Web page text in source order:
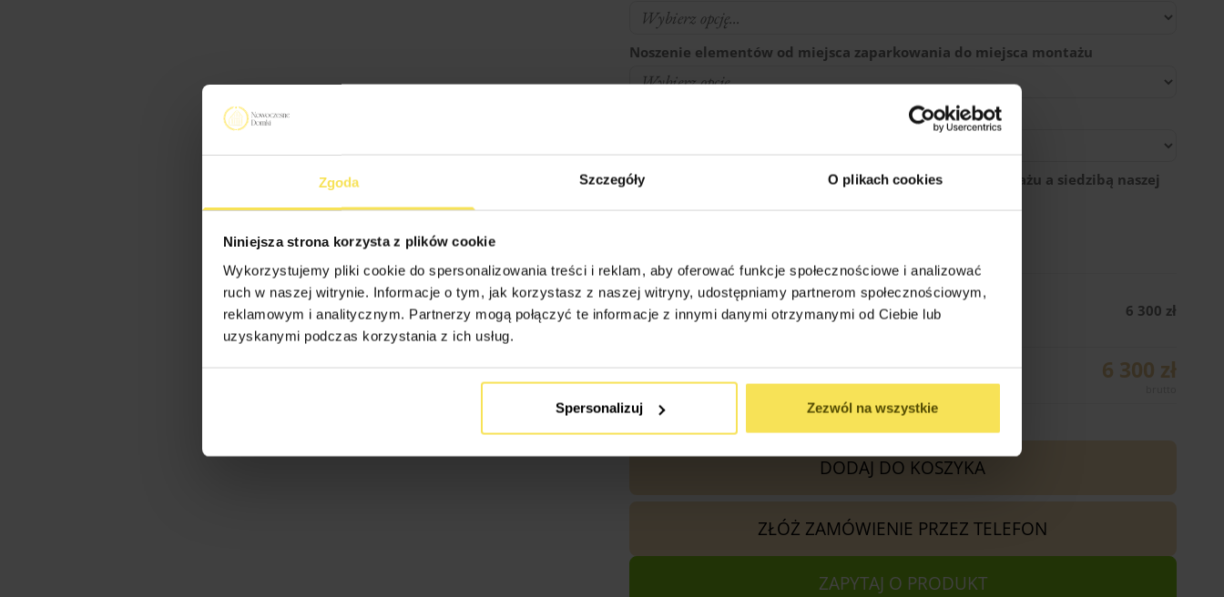
Zgoda Szczegóły O plikach cookies
Niniejsza strona korzysta z plików cookie
Wykorzystujemy pliki cookie do spersonalizowania treści i reklam, aby oferować funkcje społecznościowe i analizować
ruch w naszej witrynie. Informacje o tym, jak korzystasz z naszej witryny, udostępniamy partnerom społecznościowym,
reklamowym i analitycznym. Partnerzy mogą połączyć te informacje z innymi danymi otrzymanymi od Ciebie lub
uzyskanymi podczas korzystania z ich usług.
Spersonalizuj Zezwól na wszystkie
Noszenie elementów od miejsca zaparkowania do miejsca montażu
Transport (podaj w km odległość między miejscem montażu a siedzibą naszej
firmy: Nieznanice 42-270)
1xAltana Ogrodowa Naro (300cm x 300cm) 6 300 zł
Razem 6 300 zł
DODAJ DO KOSZYKA
ZŁÓŻ ZAMÓWIENIE PRZEZ TELEFON
ZAPYTAJ O PRODUKT